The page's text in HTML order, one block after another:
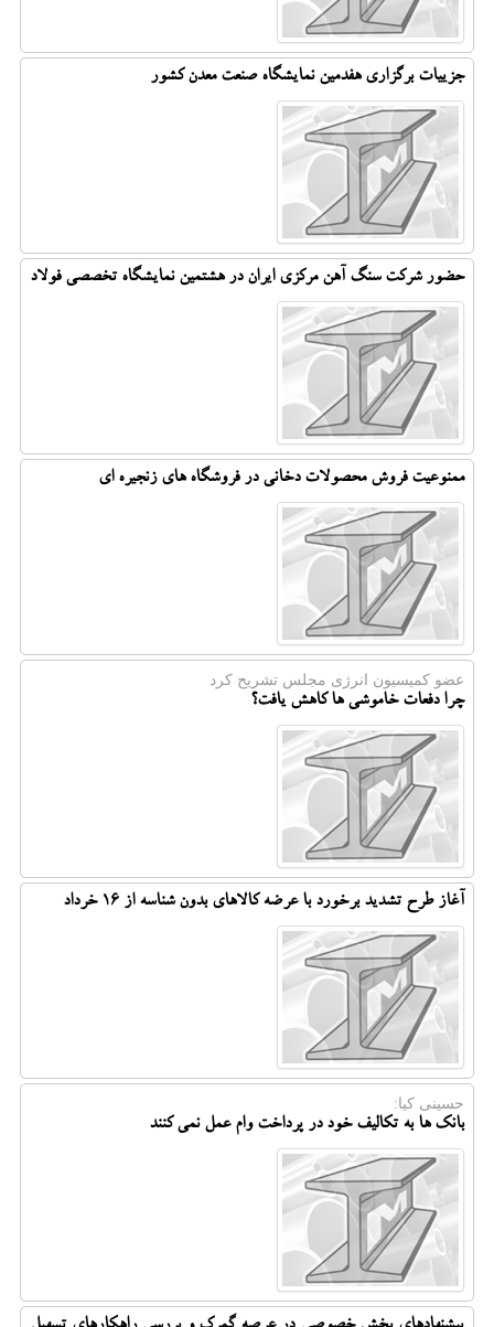
جزییات برگزاری هفدمین نمایشگاه صنعت معدن کشور
حضور شرکت سنگ آهن مرکزی ایران در هشتمین نمایشگاه تخصصی فولاد
ممنوعیت فروش محصولات دخانی در فروشگاه های زنجیره ای
عضو كمیسیون انرژی مجلس تشریح كرد
چرا دفعات خاموشی ها کاهش یافت؟
آغاز طرح تشدید برخورد با عرضه کالاهای بدون شناسه از 16 خرداد
حسینی كیا:
بانک ها به تکالیف خود در پرداخت وام عمل نمی کنند